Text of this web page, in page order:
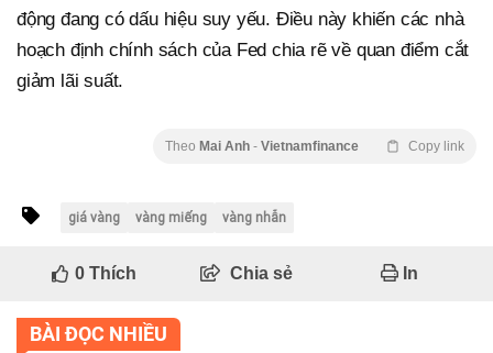
động đang có dấu hiệu suy yếu. Điều này khiến các nhà
hoạch định chính sách của Fed chia rẽ về quan điểm cắt
giảm lãi suất.
Theo Mai Anh - Vietnamfinance Copy link
giá vàng vàng miếng vàng nhẫn
0Thích Chia sẻ In
BÀI ĐỌC NHIỀU